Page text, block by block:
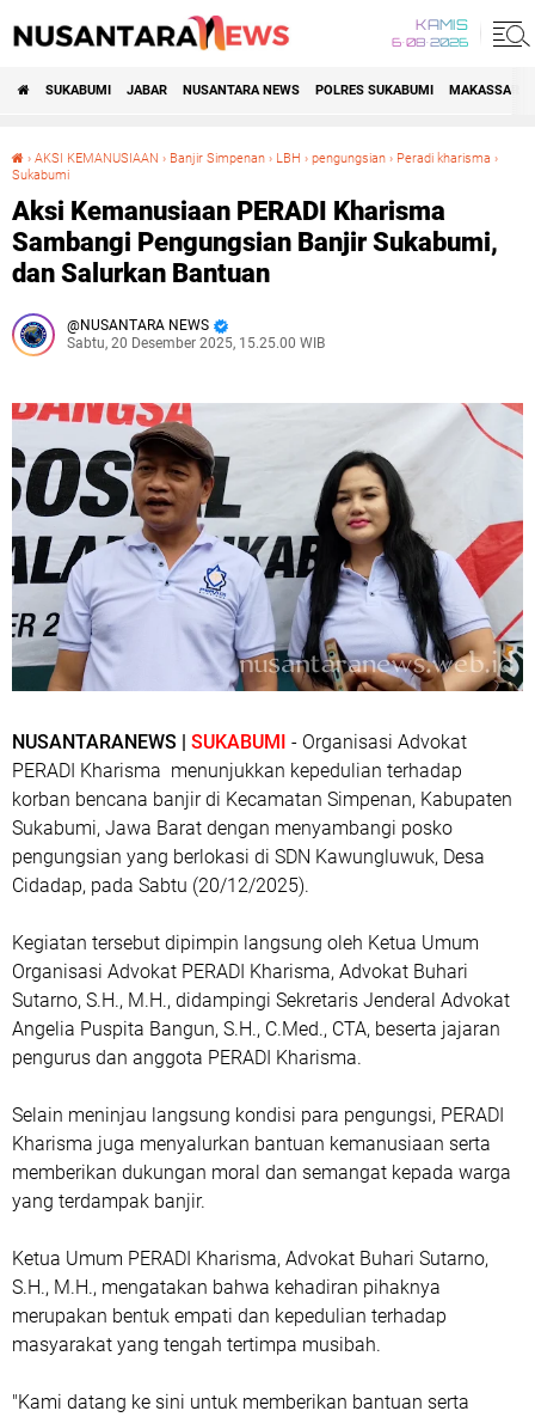
KAMIS
6•08•2026
SUKABUMI JABAR NUSANTARA NEWS POLRES SUKABUMI MAKASSAR
› AKSI KEMANUSIAAN › Banjir Simpenan › LBH › pengungsian › Peradi kharisma ›
Sukabumi
Aksi Kemanusiaan PERADI Kharisma
Sambangi Pengungsian Banjir Sukabumi,
dan Salurkan Bantuan
NUSANTARA NEWS
Sabtu, 20 Desember 2025, 15.25.00 WIB
NUSANTARANEWS | SUKABUMI - Organisasi Advokat
PERADI Kharisma menunjukkan kepedulian terhadap
korban bencana banjir di Kecamatan Simpenan, Kabupaten
Sukabumi, Jawa Barat dengan menyambangi posko
pengungsian yang berlokasi di SDN Kawungluwuk, Desa
Cidadap, pada Sabtu (20/12/2025).
Kegiatan tersebut dipimpin langsung oleh Ketua Umum
Organisasi Advokat PERADI Kharisma, Advokat Buhari
Sutarno, S.H., M.H., didampingi Sekretaris Jenderal Advokat
Angelia Puspita Bangun, S.H., C.Med., CTA, beserta jajaran
pengurus dan anggota PERADI Kharisma.
Selain meninjau langsung kondisi para pengungsi, PERADI
Kharisma juga menyalurkan bantuan kemanusiaan serta
memberikan dukungan moral dan semangat kepada warga
yang terdampak banjir.
Ketua Umum PERADI Kharisma, Advokat Buhari Sutarno,
S.H., M.H., mengatakan bahwa kehadiran pihaknya
merupakan bentuk empati dan kepedulian terhadap
masyarakat yang tengah tertimpa musibah.
"Kami datang ke sini untuk memberikan bantuan serta